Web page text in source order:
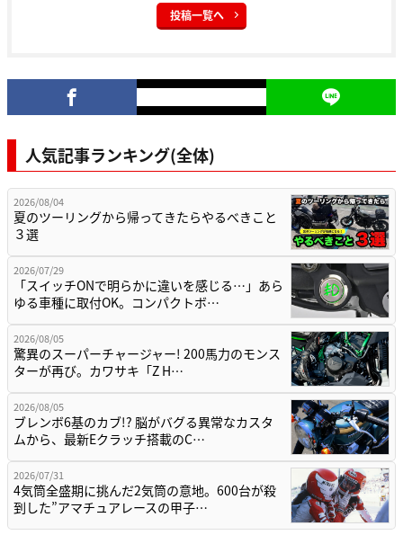
投稿一覧へ
人気記事ランキング(全体)
2026/08/04
夏のツーリングから帰ってきたらやるべきこと
３選
2026/07/29
「スイッチONで明らかに違いを感じる…」あら
ゆる車種に取付OK。コンパクトボ…
2026/08/05
驚異のスーパーチャージャー! 200馬力のモンス
ターが再び。カワサキ「Z H…
2026/08/05
ブレンボ6基のカブ!? 脳がバグる異常なカスタ
ムから、最新Eクラッチ搭載のC…
2026/07/31
4気筒全盛期に挑んだ2気筒の意地。600台が殺
到した”アマチュアレースの甲子…